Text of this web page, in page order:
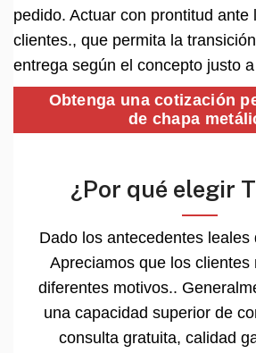
pedido. Actuar con prontitud ante
clientes., que permita la
entrega según el concepto justo
Obtenga una cotización
de chapa
¿Por qué elegir
Dado los antecedentes leales
Apreciamos que los clientes
diferentes motivos..
una capacidad superior de
consulta gratuita, calidad